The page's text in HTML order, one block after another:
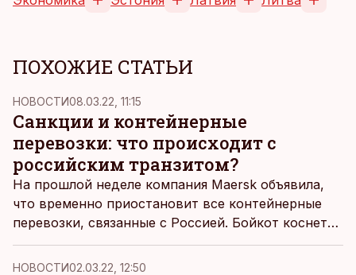
ПОХОЖИЕ СТАТЬИ
НОВОСТИ08.03.22, 11:15
Санкции и контейнерные
перевозки: что происходит с
российским транзитом?
На прошлой неделе компания Maersk объявила,
что временно приостановит все контейнерные
перевозки, связанные с Россией. Бойкот коснется
также эстонского филиала компании и местного
транзита, пишет Äripäev.
НОВОСТИ02.03.22, 12:50